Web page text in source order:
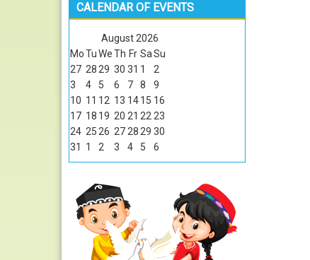
CALENDAR OF EVENTS
August 2026
MoTuWeTh Fr SaSu
27 28 29 30 31 1
2
3
4 5 6 7 8
9
10 11 12 13 1415 16
17 18 19 20 21 22 23
24 25 26 27 28 29 30
31
1 2 3 4 5 6